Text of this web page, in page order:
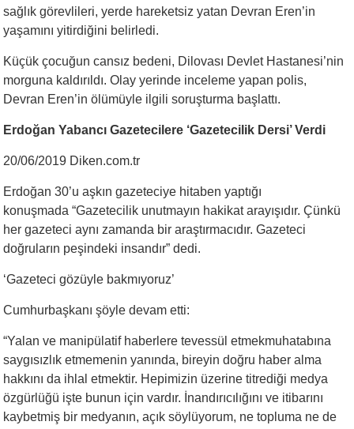
sağlık görevlileri, yerde hareketsiz yatan Devran Eren’in
yaşamını yitirdiğini belirledi.
Küçük çocuğun cansız bedeni, Dilovası Devlet Hastanesi’nin
morguna kaldırıldı. Olay yerinde inceleme yapan polis,
Devran Eren’in ölümüyle ilgili soruşturma başlattı.
Erdoğan Yabancı Gazetecilere ‘Gazetecilik Dersi’ Verdi
20/06/2019 Diken.com.tr
Erdoğan 30’u aşkın gazeteciye hitaben yaptığı
konuşmada “Gazetecilik unutmayın hakikat arayışıdır. Çünkü
her gazeteci aynı zamanda bir araştırmacıdır. Gazeteci
doğruların peşindeki insandır” dedi.
‘Gazeteci gözüyle bakmıyoruz’
Cumhurbaşkanı şöyle devam etti:
“Yalan ve manipülatif haberlere tevessül etmekmuhatabına
saygısızlık etmemenin yanında, bireyin doğru haber alma
hakkını da ihlal etmektir. Hepimizin üzerine titrediği medya
özgürlüğü işte bunun için vardır. İnandırıcılığını ve itibarını
kaybetmiş bir medyanın, açık söylüyorum, ne topluma ne de